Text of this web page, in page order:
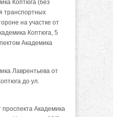
Коптюга (без
транспортных
на участке от
Коптюга, 5
Академика
Лаврентьева от
до ул.
Академика